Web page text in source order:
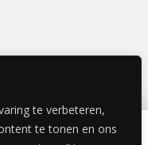
te verbeteren,
te tonen en ons
aan de zijkant)